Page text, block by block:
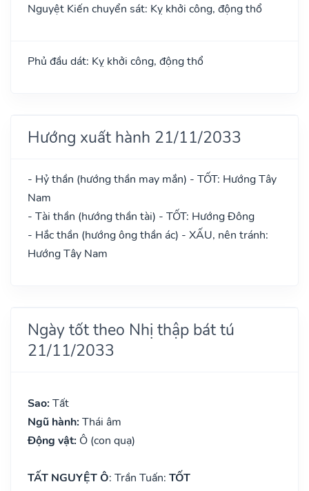
Nguyệt Kiến chuyển sát: Kỵ khởi công, động thổ
Phủ đầu dát: Kỵ khởi công, động thổ
Hướng xuất hành 21/11/2033
- Hỷ thần (hướng thần may mắn) - TỐT: Hướng Tây
Nam
- Tài thần (hướng thần tài) - TỐT: Hướng Đông
- Hắc thần (hướng ông thần ác) - XẤU, nên tránh:
Hướng Tây Nam
Ngày tốt theo Nhị thập bát tú
21/11/2033
Sao: Tất
Ngũ hành: Thái âm
Động vật: Ô (con quạ)
TẤT NGUYỆT Ô: Trần Tuấn: TỐT